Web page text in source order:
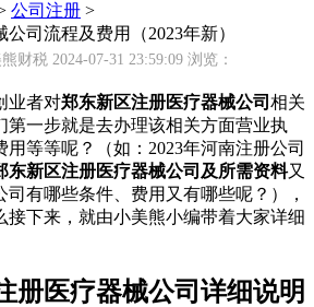
公司注册 >
司流程及费用（2023年新）
财税 2024-07-31 23:59:09 浏览：
业者对郑东新区注册医疗器械公司 相关
第一步就是去办理该相关方面营业执
等等呢？（如：2023年河南注册公司
东新区注册医疗器械公司及所需资料又
有哪些条件、费用又有哪些呢？），
接下来，就由小美熊小编带着大家详细
册医疗器械公司详细说明